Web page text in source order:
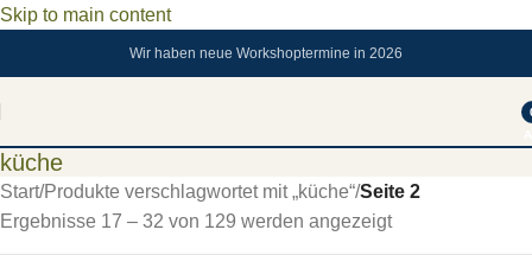
Skip to main content
Wir haben neue Workshoptermine in 2026
küche
Start/Produkte verschlagwortet mit „küche“/Seite 2
Ergebnisse 17 – 32 von 129 werden angezeigt